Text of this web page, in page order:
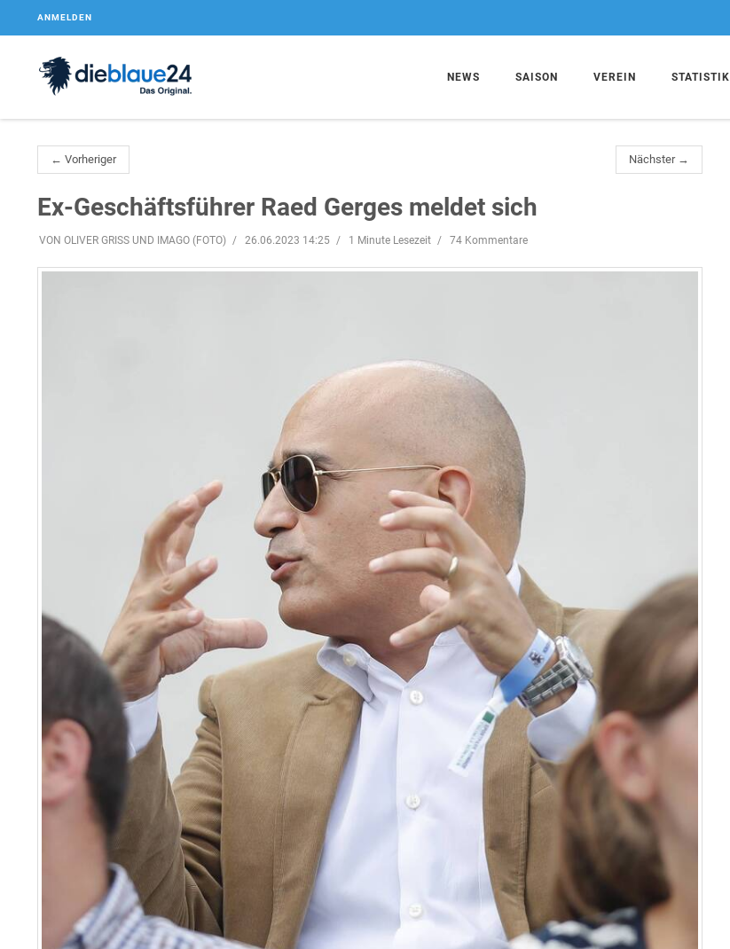
ANMELDEN
NEWS SAISON VEREIN STATISTIK
← Vorheriger Nächster →
Ex-Geschäftsführer Raed Gerges meldet sich
VON OLIVER GRISS UND IMAGO (FOTO) 26.06.2023 14:25 1 Minute Lesezeit 74 Kommentare